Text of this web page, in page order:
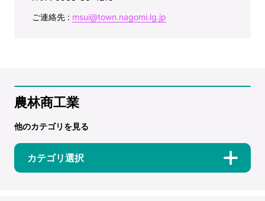
ご連絡先 : msui@town.nagomi.lg.jp
農林商工業
他のカテゴリを見る
カテゴリ選択